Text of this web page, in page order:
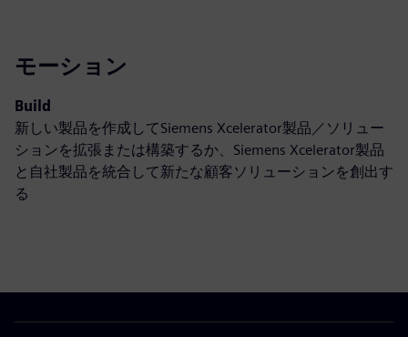
モーション
Build
新しい製品を作成してSiemens Xcelerator製品／ソリュー
ションを拡張または構築するか、Siemens Xcelerator製品
と自社製品を統合して新たな顧客ソリューションを創出す
る